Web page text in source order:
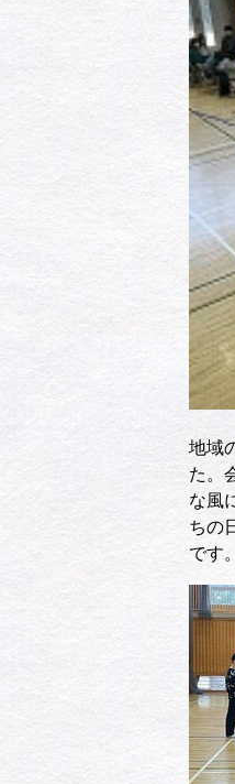
地域
た。
な風
ちの
です。